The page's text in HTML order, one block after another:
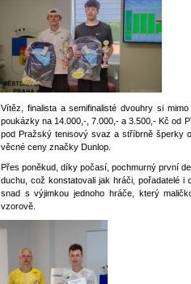
Vítěz, finalista a semifinalisté dvouhry si
poukázky na 14.000,-, 7.000,- a 3.500,- Kč od
pod Pražský tenisový svaz a stříbrně šperky
věcné ceny značky Dunlop.
Přes poněkud, díky počasí, pochmurný první
duchu, což konstatovali jak hráči, pořadatelé i
snad s výjimkou jednoho hráče, který
vzorově.